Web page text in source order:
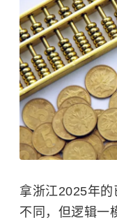
拿浙江2025年的
不同，但逻辑一